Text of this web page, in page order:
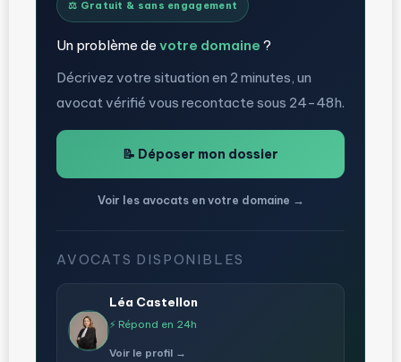
⚖️ Gratuit & sans engagement
Un problème de votre domaine ?
Décrivez votre situation en 2 minutes, un
avocat vérifié vous recontacte sous 24-48h.
📝 Déposer mon dossier
Voir les avocats en votre domaine →
AVOCATS DISPONIBLES
Léa Castellon
⚡ Répond en 24h
Voir le profil →